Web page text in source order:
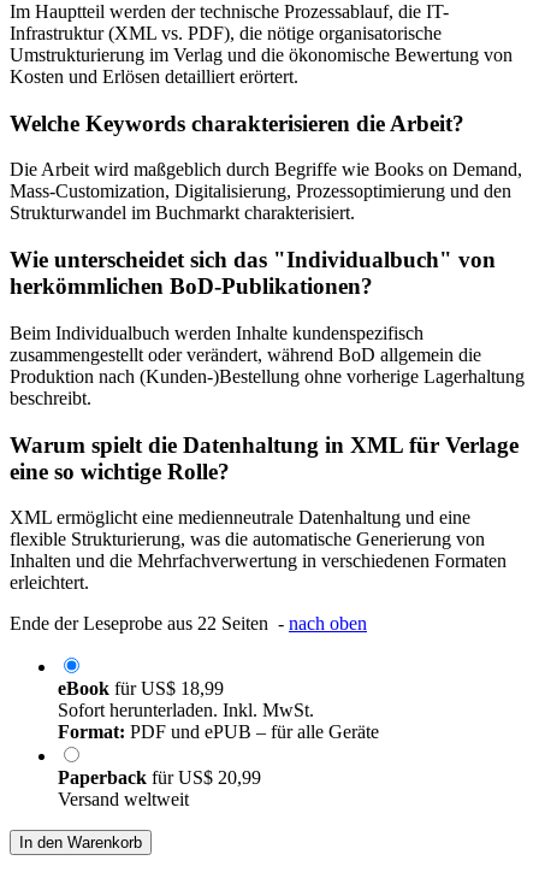
Im Hauptteil werden der technische Prozessablauf, die IT-
Infrastruktur (XML vs. PDF), die nötige organisatorische
Umstrukturierung im Verlag und die ökonomische Bewertung von
Kosten und Erlösen detailliert erörtert.
Welche Keywords charakterisieren die Arbeit?
Die Arbeit wird maßgeblich durch Begriffe wie Books on Demand,
Mass-Customization, Digitalisierung, Prozessoptimierung und den
Strukturwandel im Buchmarkt charakterisiert.
Wie unterscheidet sich das "Individualbuch" von
herkömmlichen BoD-Publikationen?
Beim Individualbuch werden Inhalte kundenspezifisch
zusammengestellt oder verändert, während BoD allgemein die
Produktion nach (Kunden-)Bestellung ohne vorherige Lagerhaltung
beschreibt.
Warum spielt die Datenhaltung in XML für Verlage
eine so wichtige Rolle?
XML ermöglicht eine medienneutrale Datenhaltung und eine
flexible Strukturierung, was die automatische Generierung von
Inhalten und die Mehrfachverwertung in verschiedenen Formaten
erleichtert.
Ende der Leseprobe aus 22 Seiten - nach oben
eBook fürUS$ 18,99
Sofort herunterladen. Inkl. MwSt.
Format: PDF und ePUB – für alle Geräte
Paperback fürUS$ 20,99
Versand weltweit
In den Warenkorb